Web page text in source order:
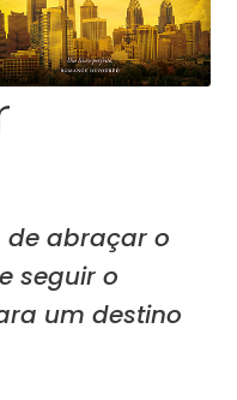
de abraçar o
seguir o
um destino